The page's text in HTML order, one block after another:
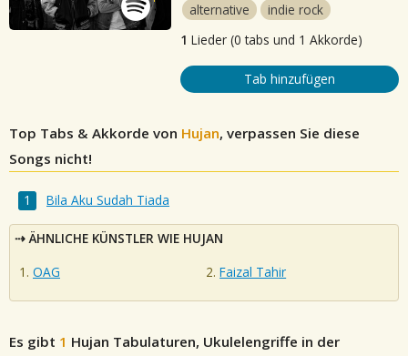
alternative
indie rock
1 Lieder (0 tabs und 1 Akkorde)
Tab hinzufügen
Top Tabs & Akkorde von Hujan, verpassen Sie diese
Songs nicht!
Bila Aku Sudah Tiada
ÄHNLICHE KÜNSTLER WIE HUJAN
OAG
Faizal Tahir
Es gibt 1 Hujan Tabulaturen, Ukulelengriffe in der